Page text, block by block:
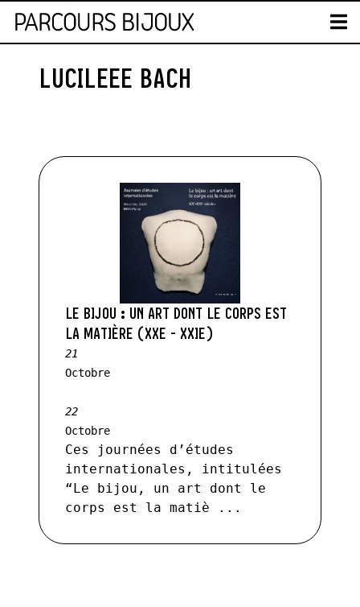
Skip to content
CARTELUCILEEE BACH
LE BIJOU : UN ART DONT LE CORPS EST
LA MATIÈRE (XXE - XXIE)
21
Octobre
22
Octobre
Ces journées d’études
internationales, intitulées
“Le bijou, un art dont le
corps est la matiè ...